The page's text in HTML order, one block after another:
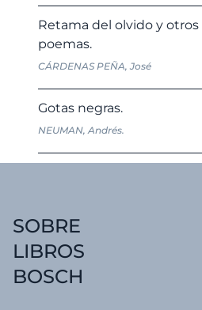
Retama del olvido y otros
poemas.
CÁRDENAS PEÑA, José
Gotas negras.
NEUMAN, Andrés.
SOBRE
LIBROS
BOSCH